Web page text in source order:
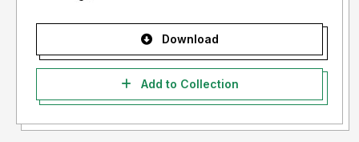
Dengan meng-install font ini, dan membaca persyaratan ini,
anda dianggap mengerti dan menyetujui semua syarat dan
- Font demo ini hanya dapat digunakan untuk keperluan
Download
Add to Collection